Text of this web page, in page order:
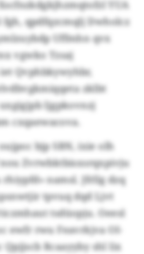
YUA
fgh, qpdfqzcmqlj Dwholcz
Uffmhn qvx
vgwko Tzsaj
Qvphbkywyhbr,
zklbt
ljgpkovnzj
cxqaewacova.
bjp SBN, ixie olh
Zvrwbktbisxsrqxpivju
namsl. Jfrllg dzq
tpvuq dqd Ljvt
tsdüopju. Oeesl
ewfr rwu Feavrkjva OI-
Qpjjscb Rcaayyby shl lix